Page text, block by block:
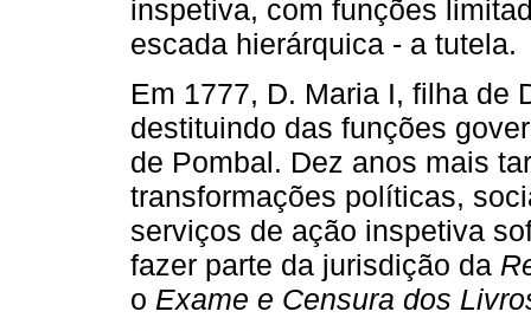
inspetiva, com funções
escada hierárquica - a tutela.
Em 1777, D. Maria I, filha de
destituindo das funções
de Pombal. Dez anos mais
transformações políticas,
serviços de ação inspetiva
fazer parte da jurisdição da
o Exame e Censura dos